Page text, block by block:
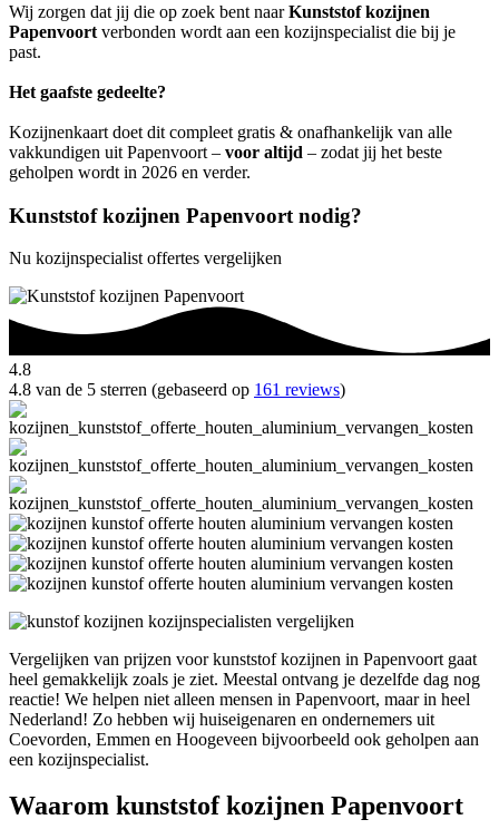
Wij zorgen dat jij die op zoek bent naarKunststof kozijnen
Papenvoort verbonden wordt aan een kozijnspecialist die bij je
past.
Het gaafste gedeelte?
Kozijnenkaart doet dit compleet gratis & onafhankelijk van alle
vakkundigen uit Papenvoort – voor altijd – zodat jij het beste
geholpen wordt in 2026 en verder.
Kunststof kozijnen Papenvoort nodig?
Nu kozijnspecialist offertes vergelijken
4.8
4.8 van de 5 sterren (gebaseerd op 161 reviews)
Vergelijken van prijzen voor kunststof kozijnen in Papenvoort gaat
heel gemakkelijk zoals je ziet. Meestal ontvang je dezelfde dag nog
reactie! We helpen niet alleen mensen in Papenvoort, maar in heel
Nederland! Zo hebben wij huiseigenaren en ondernemers uit
Coevorden, Emmen en Hoogeveen bijvoorbeeld ook geholpen aan
een kozijnspecialist.
Waarom kunststof kozijnen Papenvoort